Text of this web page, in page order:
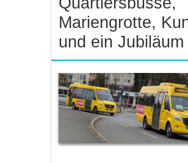
Mariengrotte,
und ein Jubiläum